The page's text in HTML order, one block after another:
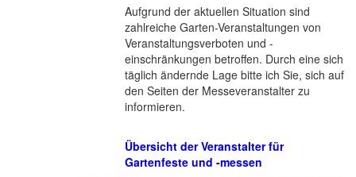
Aufgrund der aktuellen Situation sind
zahlreiche Garten-Veranstaltungen von
Veranstaltungsverboten und -
einschränkungen betroffen. Durch eine sich
täglich ändernde Lage bitte ich Sie, sich auf
den Seiten der Messeveranstalter zu
informieren.
Übersicht der Veranstalter für
Gartenfeste und -messen